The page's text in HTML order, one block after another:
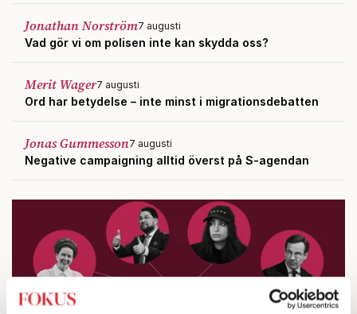
Jonathan Norström7 augusti
Vad gör vi om polisen inte kan skydda oss?
Merit Wager7 augusti
Ord har betydelse – inte minst i migrationsdebatten
Jonas Gummesson7 augusti
Negative campaigning alltid överst på S-agendan